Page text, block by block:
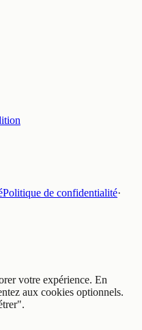
Politique de confidentialité·
votre expérience. En
aux cookies optionnels.
.